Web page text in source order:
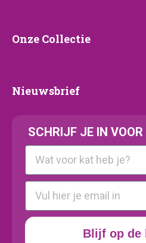
Onze
Onze Collectie
Nieuwsbrief
Nieuwsbrief
SCHRIJF JE IN VOOR
Kattenras
E-mail
Blijf op de